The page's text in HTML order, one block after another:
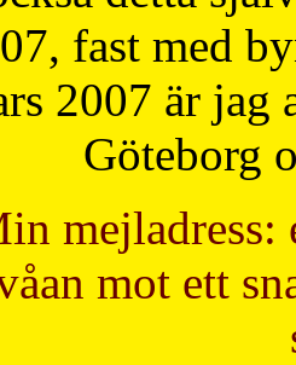
fast med
2007 är
Göteborg
mejladress:
mot ett